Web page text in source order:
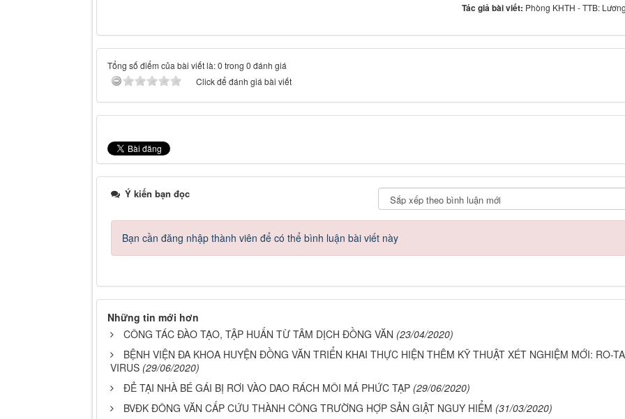
Tác giả bài viết: Phòng KHTH - TTB:
Tổng số điểm của bài viết là: 0 trong 0 đánh giá
Click để đánh giá bài viết
Ý kiến bạn đọc
Bạn cần đăng nhập thành viên để có thể bình luận bài viết này
Những tin mới hơn
CÔNG TÁC ĐÀO TẠO, TẬP HUẤN TỪ TÂM DỊCH ĐỒNG VĂN (23/04/2020)
BỆNH VIỆN ĐA KHOA HUYỆN ĐỒNG VĂN TRIỂN KHAI THỰC HIỆN THÊM KỸ THUẬT XÉT NGHIỆM MỚI: RO-TA
VIRUS (29/06/2020)
ĐẺ TẠI NHÀ BÉ GÁI BỊ RƠI VÀO DAO RÁCH MÔI MÁ PHỨC TẠP (29/06/2020)
BVĐK ĐÔNG VĂN CẤP CỨU THÀNH CÔNG TRƯỜNG HỢP SẢN GIẬT NGUY HIỂM (31/03/2020)